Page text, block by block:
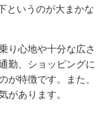
というのが大まかな
り心地や十分な広さ
勤、ショッピングに
が特徴です。また、
があります。